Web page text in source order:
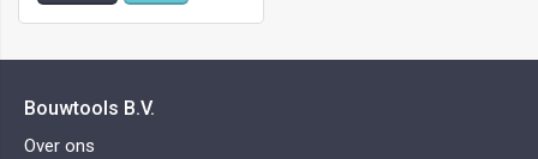
Bouwtools B.V.
Over ons